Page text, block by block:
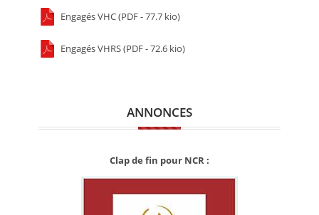
Engagés VHC (PDF - 77.7 kio)
Engagés VHRS (PDF - 72.6 kio)
ANNONCES
Clap de fin pour NCR :